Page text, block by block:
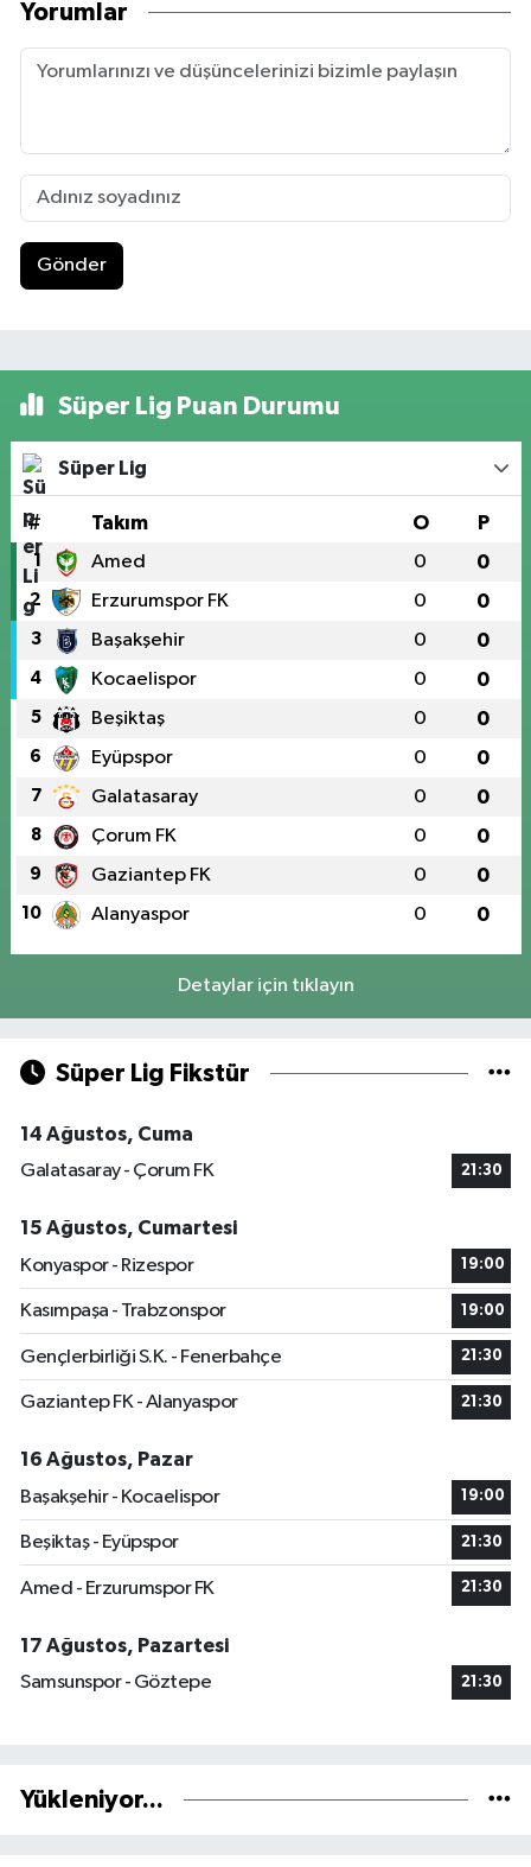
Yorumlar
Gönder
Süper Lig Puan Durumu
Süper Lig
# Takım O P
1 Amed 0 0
2 Erzurumspor FK 0 0
3 Başakşehir 0 0
4 Kocaelispor 0 0
5 Beşiktaş 0 0
6 Eyüpspor 0 0
7 Galatasaray 0 0
8 Çorum FK 0 0
9 Gaziantep FK 0 0
10 Alanyaspor 0 0
Detaylar için tıklayın
Süper Lig Fikstür
14 Ağustos, Cuma
Galatasaray - Çorum FK
21:30
15 Ağustos, Cumartesi
Konyaspor - Rizespor
19:00
Kasımpaşa - Trabzonspor 19:00
Gençlerbirliği S.K. - Fenerbahçe 21:30
Gaziantep FK - Alanyaspor 21:30
16 Ağustos, Pazar
Başakşehir - Kocaelispor
19:00
Beşiktaş - Eyüpspor 21:30
Amed - Erzurumspor FK 21:30
17 Ağustos, Pazartesi
Samsunspor - Göztepe
21:30
Yükleniyor...